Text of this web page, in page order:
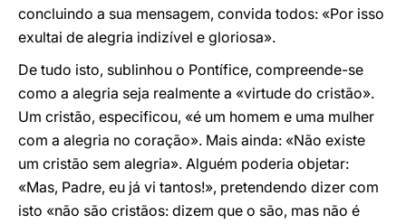
concluindo a sua mensagem, convida todos: «Por isso
exultai de alegria indizível e gloriosa».
De tudo isto, sublinhou o Pontífice, compreende-se
como a alegria seja realmente a «virtude do cristão».
Um cristão, especificou, «é um homem e uma mulher
com a alegria no coração». Mais ainda: «Não existe
um cristão sem alegria». Alguém poderia objetar:
«Mas, Padre, eu já vi tantos!», pretendendo dizer com
isto «não são cristãos: dizem que o são, mas não é